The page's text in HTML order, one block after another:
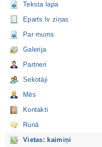
Teksta lapa
Eparts.lv ziņas
Par mums
Galerija
Partneri
Sekotāji
Mēs
Kontakti
Runā
Vietas: kaimiņi